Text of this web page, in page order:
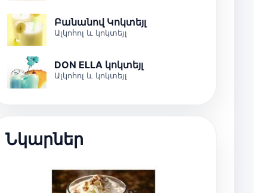
Բանանով Կոկտեյլ
Ալկոհոլ և կոկտեյլ
DON ELLA կոկտեյլ
Ալկոհոլ և կոկտեյլ
Նկարներ